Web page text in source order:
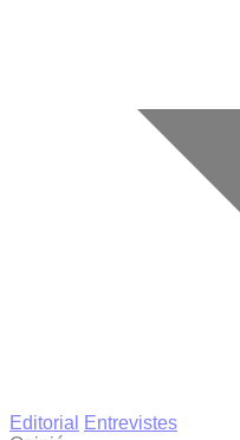
Editorial
Entrevistes